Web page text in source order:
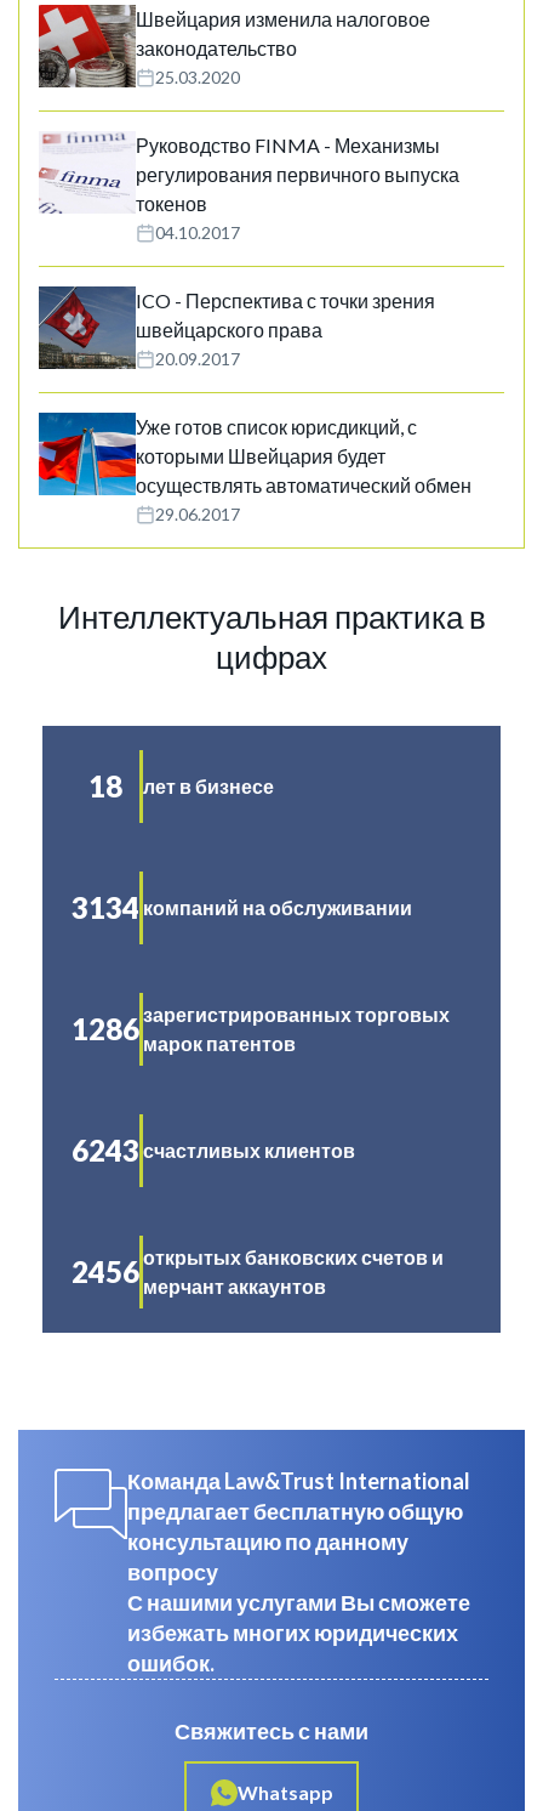
Швейцария изменила налоговое
законодательство
25.03.2020
Руководство FINMA - Механизмы
регулирования первичного выпуска
токенов
04.10.2017
ICO - Перспектива с точки зрения
швейцарского права
20.09.2017
Уже готов список юрисдикций, с
которыми Швейцария будет
осуществлять автоматический обмен
29.06.2017
Интеллектуальная практика в
цифрах
18 лет в бизнесе
3134 компаний на обслуживании
1286зарегистрированных торговых
марок патентов
6243 счастливых клиентов
2456открытых банковских счетов и
мерчант аккаунтов
Команда Law&Trust International
предлагает бесплатную общую
консультацию по данному
вопросу
С нашими услугами Вы сможете
избежать многих юридических
ошибок.
Свяжитесь с нами
Whatsapp